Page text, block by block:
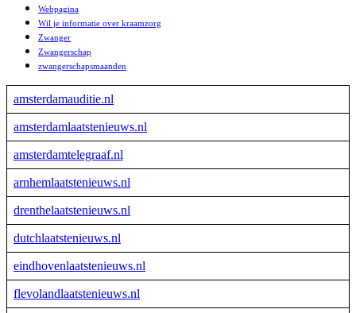
Webpagina
Wil je informatie over kraamzorg
Zwanger
Zwangerschap
zwangerschapsmaanden
amsterdamauditie.nl
amsterdamlaatstenieuws.nl
amsterdamtelegraaf.nl
arnhemlaatstenieuws.nl
drenthelaatstenieuws.nl
dutchlaatstenieuws.nl
eindhovenlaatstenieuws.nl
flevolandlaatstenieuws.nl